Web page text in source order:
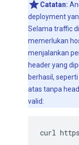
Catatan:
deployment
Selama traffic
memerlukan
menjalankan
header yang
berhasil,
atas tanpa
valid:
curl